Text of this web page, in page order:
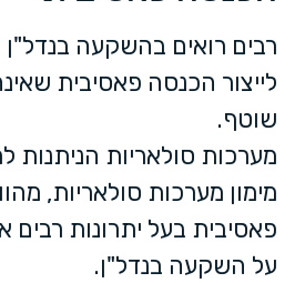
רבים רואים בהשקעה בנדל"ן
לייצור הכנסה פאסיבית
שוטף.
מערכות סולאריות הניתנות
מימון מערכות סולאריות,
פאסיבית בעל יתרונות
על השקעה בנדל"ן.